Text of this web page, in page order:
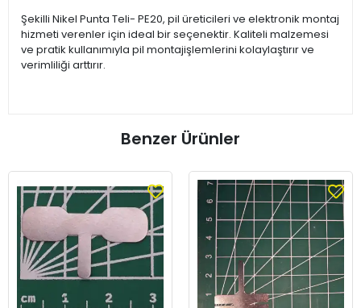
Şekilli Nikel Punta Teli- PE20, pil üreticileri ve elektronik montaj
hizmeti verenler için ideal bir seçenektir. Kaliteli malzemesi
ve pratik kullanımıyla pil montajişlemlerini kolaylaştırır ve
verimliliği arttırır.
Benzer Ürünler